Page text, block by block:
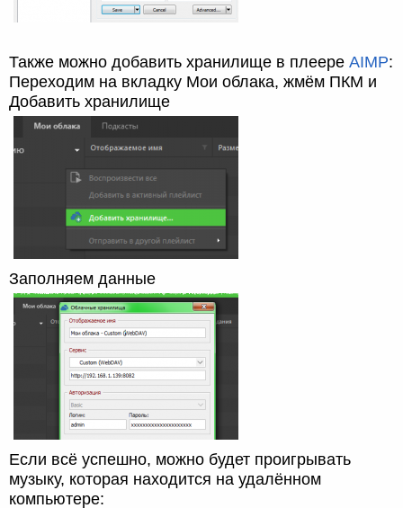
Также можно добавить хранилище в плеере AIMP:
Переходим на вкладку Мои облака, жмём ПКМ и
Добавить хранилище
Заполняем данные
Если всё успешно, можно будет проигрывать
музыку, которая находится на удалённом
компьютере: